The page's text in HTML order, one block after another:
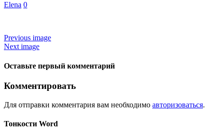
Elena 0
Previous image
Next image
Оставьте первый комментарий
Комментировать
Для отправки комментария вам необходимо авторизоваться.
Тонкости Word